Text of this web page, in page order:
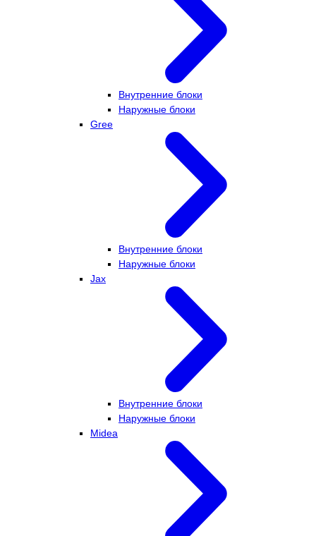
Внутренние блоки
Наружные блоки
Gree
Внутренние блоки
Наружные блоки
Jax
Внутренние блоки
Наружные блоки
Midea